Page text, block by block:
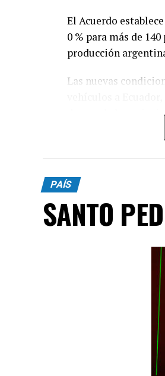
El Acuerdo
0 % para más de
producción
Las nuevas
de uno de los
PAÍS
SANTO